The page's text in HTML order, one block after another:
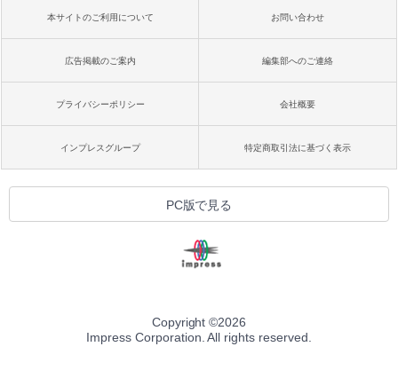
本サイトのご利用について お問い合わせ
広告掲載のご案内 編集部へのご連絡
プライバシーポリシー 会社概要
インプレスグループ 特定商取引法に基づく表示
PC版で見る
Copyright ©2026
Impress Corporation. All rights reserved.